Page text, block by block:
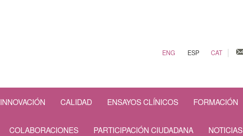
ENG ESP CAT
INNOVACIÓN CALIDAD ENSAYOS CLÍNICOS FORMACIÓN
COLABORACIONES PARTICIPACIÓN CIUDADANA NOTICIAS